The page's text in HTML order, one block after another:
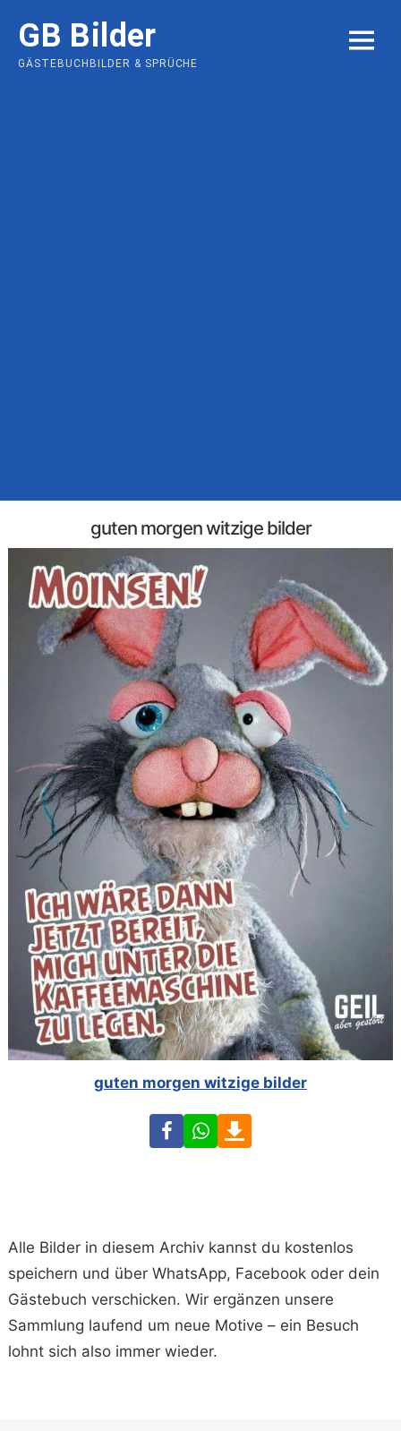
content
GB Bilder
GÄSTEBUCHBILDER & SPRÜCHE
MENU
guten morgen witzige bilder
guten morgen witzige bilder
FacebookWhatsApp
Alle Bilder in diesem Archiv kannst du kostenlos
speichern und über WhatsApp, Facebook oder dein
Gästebuch verschicken. Wir ergänzen unsere
Sammlung laufend um neue Motive – ein Besuch
lohnt sich also immer wieder.